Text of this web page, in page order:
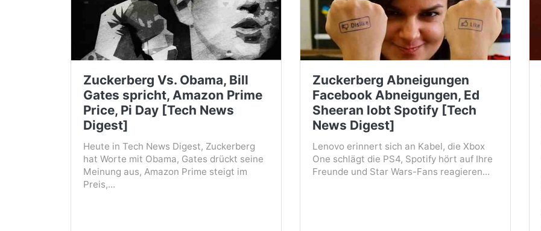
Zuckerberg Vs. Obama, Bill
Gates spricht, Amazon Prime
Price, Pi Day [Tech News
Digest]
Heute in Tech News Digest, Zuckerberg
hat Worte mit Obama, Gates drückt seine
Meinung aus, Amazon Prime steigt im
Preis,...
Zuckerberg Abneigungen
Facebook Abneigungen, Ed
Sheeran lobt Spotify [Tech
News Digest]
Lenovo erinnert sich an Kabel, die Xbox
One schlägt die PS4, Spotify hört auf Ihre
Freunde und Star Wars-Fans reagieren...